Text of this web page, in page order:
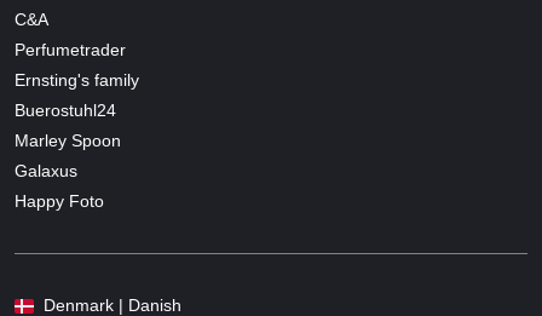
C&A
Perfumetrader
Ernsting's family
Buerostuhl24
Marley Spoon
Galaxus
Happy Foto
Denmark | Danish